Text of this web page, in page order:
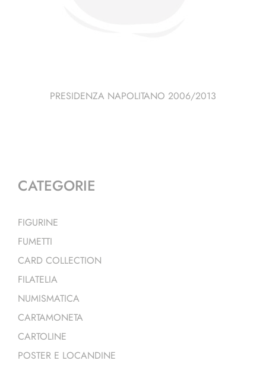
PRESIDENZA NAPOLITANO 2006/2013
CATEGORIE
FIGURINE
FUMETTI
CARD COLLECTION
FILATELIA
NUMISMATICA
CARTAMONETA
CARTOLINE
POSTER E LOCANDINE